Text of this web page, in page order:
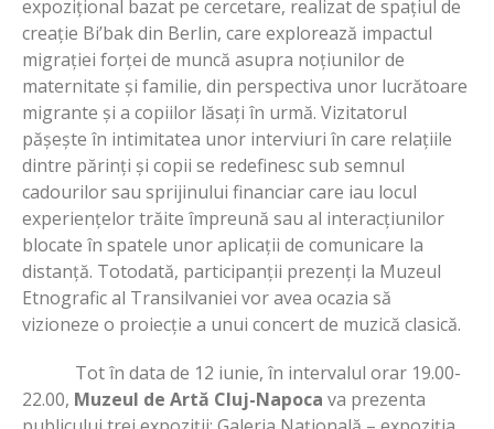
expoziţional bazat pe cercetare, realizat de spațiul de
creație Bi’bak din Berlin, care explorează impactul
migraţiei forței de muncă asupra noţiunilor de
maternitate şi familie, din perspectiva unor lucrătoare
migrante şi a copiilor lăsaţi în urmă. Vizitatorul
pășește în intimitatea unor interviuri în care relațiile
dintre părinți și copii se redefinesc sub semnul
cadourilor sau sprijinului financiar care iau locul
experienţelor trăite împreună sau al interacțiunilor
blocate în spatele unor aplicații de comunicare la
distanță. Totodată, participanții prezenți la Muzeul
Etnografic al Transilvaniei vor avea ocazia să
vizioneze o proiecție a unui concert de muzică clasică.
Tot în data de 12 iunie, în intervalul orar 19.00-
22.00, Muzeul de Artă Cluj-Napoca va prezenta